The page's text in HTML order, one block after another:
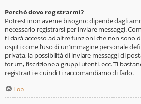
Perché devo registrarmi?
Potresti non averne bisogno: dipende dagli
necessario registrarsi per inviare messaggi.
ti darà accesso ad altre funzioni che non sono
ospiti come l’uso di un’immagine personale
privata, la possibilità di inviare messaggi di
forum, l’iscrizione a gruppi utenti, ecc. Ti
registrarti e quindi ti raccomandiamo di farlo.
Top